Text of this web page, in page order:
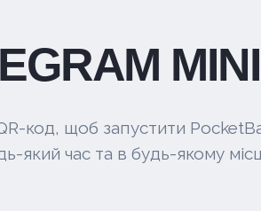
код, щоб запустити
який час та в будь-якому